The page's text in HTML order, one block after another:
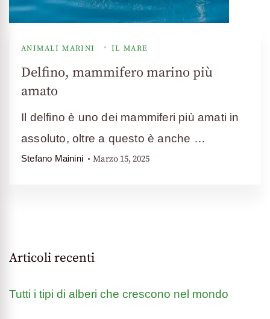
ANIMALI MARINI IL MARE
Delfino, mammifero marino più
amato
Il delfino è uno dei mammiferi più amati in
assoluto, oltre a questo è anche …
Stefano Mainini Marzo 15, 2025
Articoli recenti
Tutti i tipi di alberi che crescono nel mondo